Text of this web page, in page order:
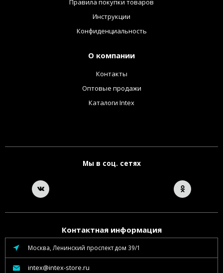
Правила покупки товаров
Инструкции
Конфиденциальность
О компании
Контакты
Оптовые продажи
Каталоги Intex
Мы в соц. сетях
Контактная информация
Москва, Ленинский проспект дом 39/1
intex@intex-store.ru